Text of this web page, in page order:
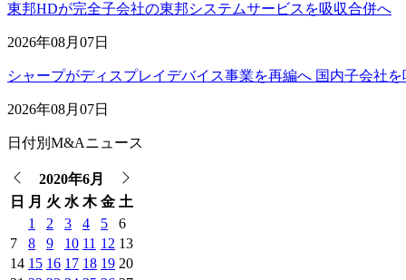
東邦HDが完全子会社の東邦システムサービスを吸収合併へ
2026年08月07日
シャープがディスプレイデバイス事業を再編へ 国内子会社
2026年08月07日
日付別M&Aニュース
2020年6月
日 月 火 水 木 金 土
1
2 3 4 5
6
7
8 9 10 11 12 13
14 15 16 17 18 19 20